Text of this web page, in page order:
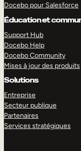
Docebo pour Salesforce
Éducation et
Support Hub
Docebo Help
Docebo Community
Mises à jour des produits
Solutions
Entreprise
Secteur publique
Partenaires
Services stratégiques